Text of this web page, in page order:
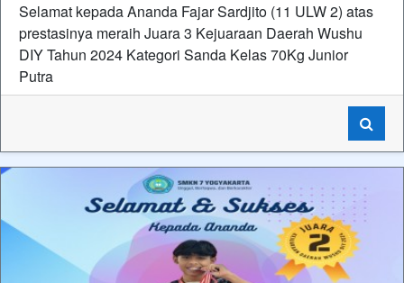
Selamat kepada Ananda Fajar Sardjito (11 ULW 2) atas
prestasinya meraih Juara 3 Kejuaraan Daerah Wushu
DIY Tahun 2024 Kategori Sanda Kelas 70Kg Junior
Putra